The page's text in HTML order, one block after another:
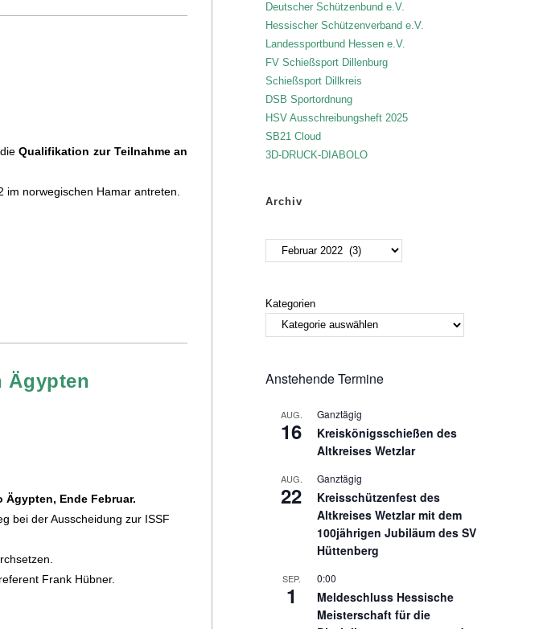
dieQualifikation zur Teilnahme an
norwegischen Hamar antreten.
Ägypten
Ende Februar.
bei der Ausscheidung zur ISSF
Frank Hübner.
Deutscher Schützenbund e.V.
Hessischer Schützenverband e.V.
Landessportbund Hessen e.V.
FV Schießsport Dillenburg
Schießsport Dillkreis
DSB Sportordnung
HSV Ausschreibungsheft 2025
SB21 Cloud
3D-DRUCK-DIABOLO
Archiv
Kategorien
Anstehende Termine
AUG.
16
Ganztägig
Kreiskönigsschießen des
Altkreises Wetzlar
AUG.
22
Ganztägig
Kreisschützenfest des
Altkreises Wetzlar mit dem
100jährigen Jubiläum des SV
Hüttenberg
SEP.
1
0:00
Meldeschluss Hessische
Meisterschaft für die